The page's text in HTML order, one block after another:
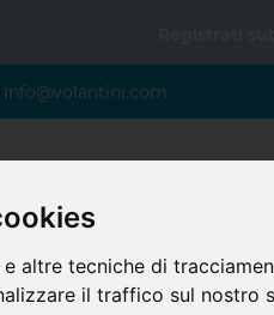
altre tecniche di
il traffico sul
info@volantini.com